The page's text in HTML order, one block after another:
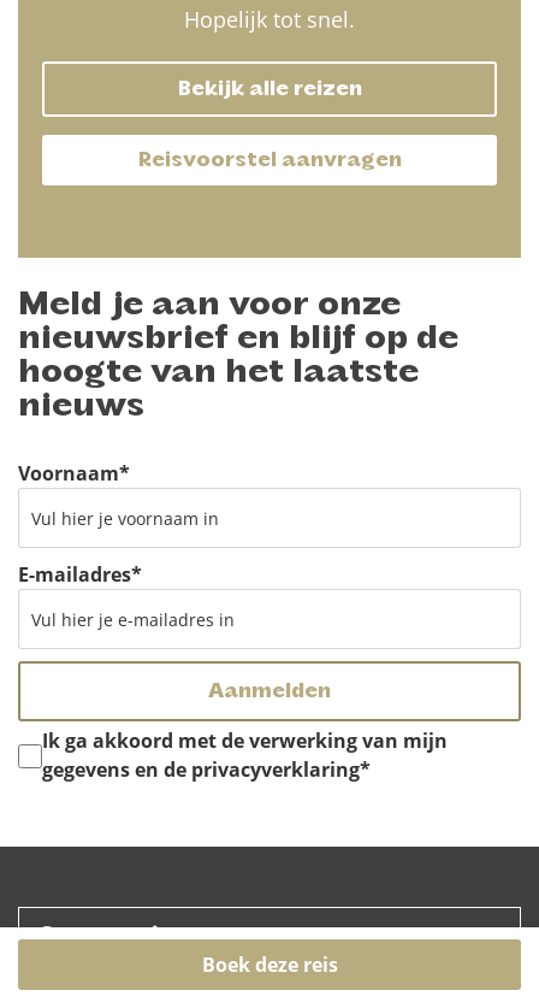
Boek deze reis
Hopelijk tot snel.
Bekijk alle reizen
Reisvoorstel aanvragen
Meld je aan voor onze
nieuwsbrief en blijf op de
hoogte van het laatste
nieuws
Instemming*
Ik ga akkoord met de verwerking van mijn
gegevens en de privacyverklaring*
Voornaam*
E-mailadres*
Groepsreizen